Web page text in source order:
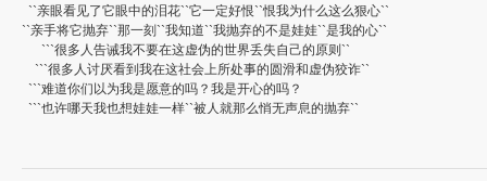
``亲眼看见了它眼中的泪花``它一定好恨``恨我为什么这么狠心``
``亲手将它抛弃``那一刻``我知道``我抛弃的不是娃娃``是我的心``
```很多人告诫我不要在这虚伪的世界丢失自己的原则``
```很多人讨厌看到我在这社会上所处事的圆滑和虚伪狡诈``
```难道你们以为我是愿意的吗？我是开心的吗？
```也许哪天我也想娃娃一样``被人就那么悄无声息的抛弃``
````我不在乎这条路有多么的难`多么的苦`多么的让我无法忍受``